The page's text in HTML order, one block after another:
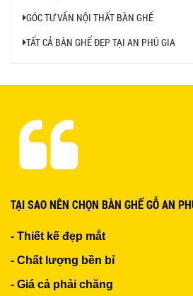
SỐ: X001
Ghế Ăn nhập
GÓC TƯ VẤN NỘI THẤT BÀN GHẾ
TẤT CẢ BÀN GHẾ ĐẸP TẠI AN PHÚ GIA
TẠI SAO NÊN CHỌN BÀN GHẾ GỖ AN
- Thiết kế đẹp mắt
- Chất lượng bền bỉ
- Giá cả phải chăng